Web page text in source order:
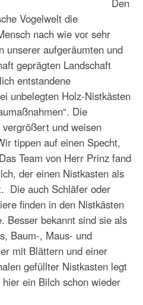
Vogelwelt die
nach wie vor sehr
unserer aufgeräumten und
geprägten Landschaft
entstandene
unbelegten Holz-Nistkästen
Die
und weisen
tippen auf einen Specht,
Team von Herr Prinz fand
der einen Nistkasten als
Die auch Schläfer oder
finden in den Nistkästen
Besser bekannt sind sie als
Baum-, Maus- und
mit Blättern und einer
gefüllter Nistkasten legt
ein Bilch schon wieder